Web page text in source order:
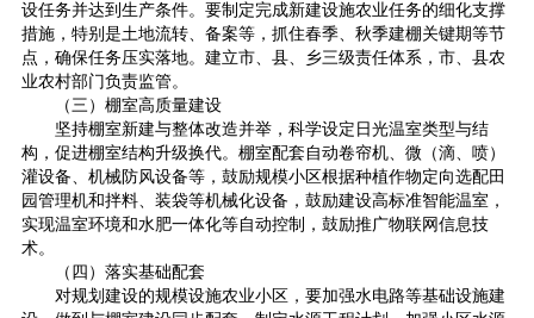
设任务并达到生产条件。要制定完成新建设施农业任务的细化支撑
措施，特别是土地流转、备案等，抓住春季、秋季建棚关键期等节
点，确保任务压实落地。建立市、县、乡三级责任体系，市、县农
业农村部门负责监管。
（三）棚室高质量建设
坚持棚室新建与整体改造并举，科学设定日光温室类型与结
构，促进棚室结构升级换代。棚室配套自动卷帘机、微（滴、喷）
灌设备、机械防风设备等，鼓励规模小区根据种植作物定向选配田
园管理机和拌料、装袋等机械化设备，鼓励建设高标准智能温室，
实现温室环境和水肥一体化等自动控制，鼓励推广物联网信息技
术。
（四）落实基础配套
对规划建设的规模设施农业小区，要加强水电路等基础设施建